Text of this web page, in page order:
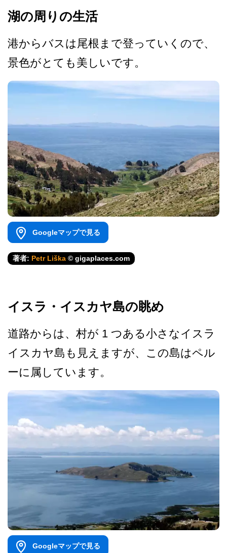
湖の周りの生活
港からバスは尾根まで登って­いくので、
景色がとても美しいです。
Googleマップで見る
著者: Petr Liška © gigaplaces.com
イスラ・イスカヤ島の眺め
道路からは、村が 1 つある小さなイスラ
イスカヤ島も見えますが、こ­の島はペル
ーに属しています。
Googleマップで見る